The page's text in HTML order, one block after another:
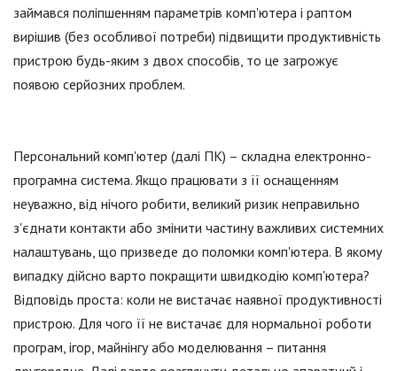
займався поліпшенням параметрів комп'ютера і раптом
вирішив (без особливої потреби) підвищити продуктивність
пристрою будь-яким з двох способів, то це загрожує
появою серйозних проблем.
Персональний комп'ютер (далі ПК) – складна електронно-
програмна система. Якщо працювати з її оснащенням
неуважно, від нічого робити, великий ризик неправильно
з'єднати контакти або змінити частину важливих системних
налаштувань, що призведе до поломки комп'ютера. В якому
випадку дійсно варто покращити швидкодію комп'ютера?
Відповідь проста: коли не вистачає наявної продуктивності
пристрою. Для чого її не вистачає для нормальної роботи
програм, ігор, майнінгу або моделювання – питання